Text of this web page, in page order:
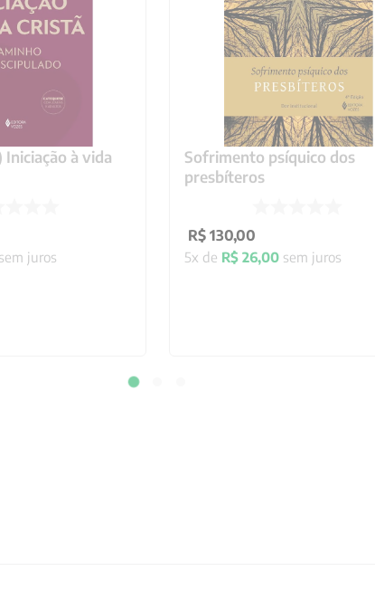
Iniciação à vida
juros
Sofrimento psíquico dos
presbíteros
R$ 130,00
5x de R$ 26,00sem juros